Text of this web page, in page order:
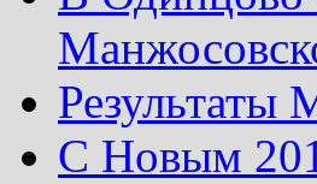
Результаты
С Новым